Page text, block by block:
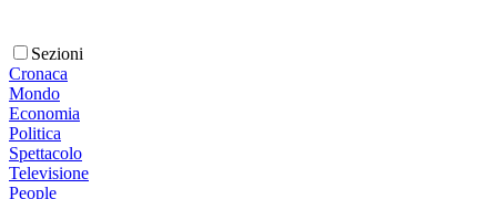
Sezioni
Cronaca
Mondo
Economia
Politica
Spettacolo
Televisione
People